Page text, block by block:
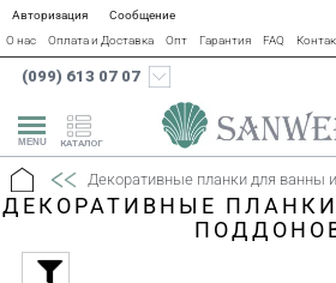
Авторизация
Сообщение
О нас
Оплата и Доставка Опт Гарантия FAQ
(099) 613 07 07
КАТАЛОГ
Декоративные планки для ванны
ДЕКОРАТИВНЫЕ